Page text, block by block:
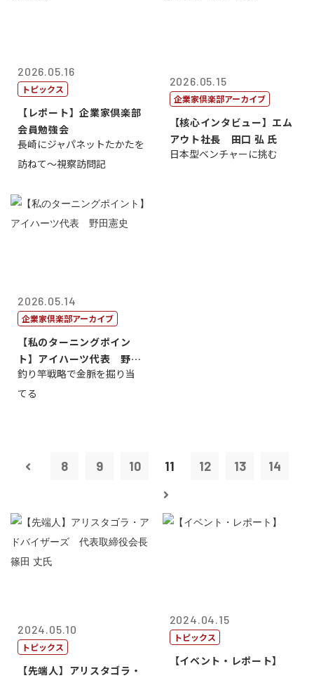
2026.05.16
トピックス
【レポート】企業家倶楽部
会員勉強会
長崎にジャパネットたかたを
訪ねて～視察訪問記
2026.05.15
企業家倶楽部アーカイブ
【核心インタビュー】エム
アウト社長 田口 弘 氏
日本型ベンチャーに挑む
2026.05.14
企業家倶楽部アーカイブ
【私のターニングポイン
ト】アイハーツ代表 野田
憲史
釣り竿戦略で金脈を掘り当
てる
8 9 10 11 12 13 14
2024.05.10
トピックス
【先端人】アリスタゴラ・
2024.04.15
トピックス
【イベント・レポート】